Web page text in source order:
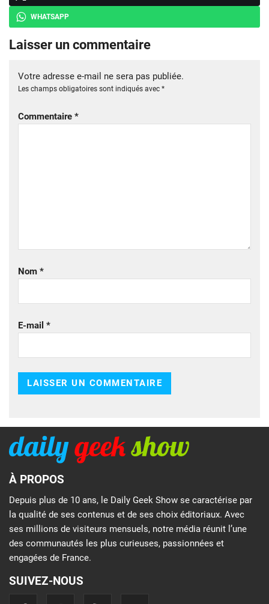
WHATSAPP
Laisser un commentaire
Votre adresse e-mail ne sera pas publiée.
Les champs obligatoires sont indiqués avec *
Commentaire *
Nom *
E-mail *
À PROPOS
Depuis plus de 10 ans, le Daily Geek Show se caractérise par
la qualité de ses contenus et de ses choix éditoriaux. Avec
ses millions de visiteurs mensuels, notre média réunit l’une
des communautés les plus curieuses, passionnées et
engagées de France.
SUIVEZ-NOUS